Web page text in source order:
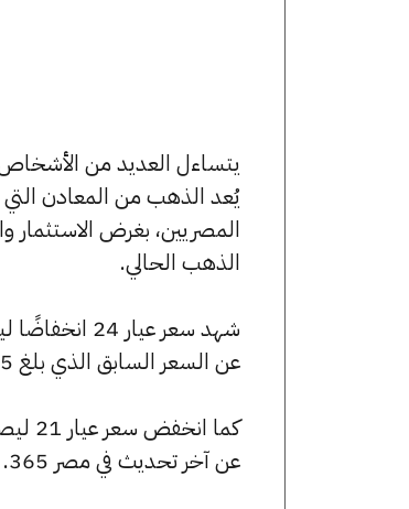
يُعد الذهب من المعادن
المصريين، بغرض
الذهب الحالي.
عن السعر السابق الذي بلغ 8055 جنيهًا للبيع و8000 جنيهًا للشراء.
عن آخر تحديث في مصر 365.